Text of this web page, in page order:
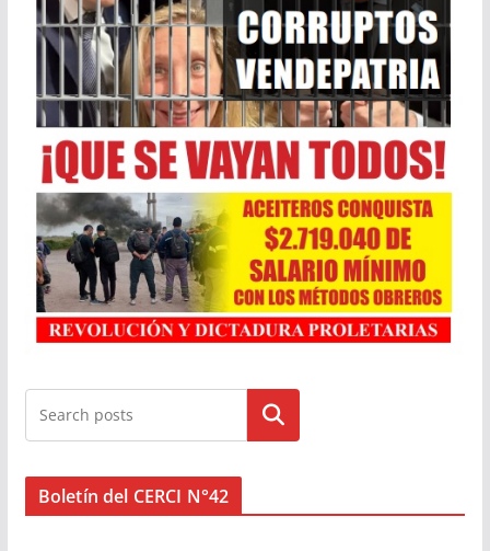
Buscar
Boletín del CERCI N°42